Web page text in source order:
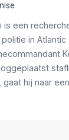
is een
in Atlantic
hij naar een